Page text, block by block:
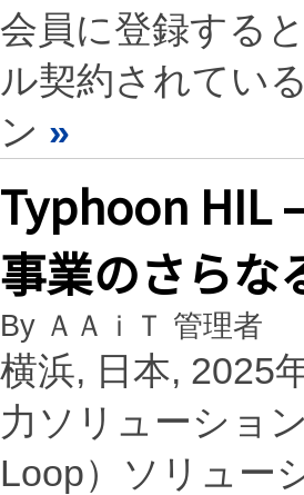
会員に登録する
ル契約されてい
ン »
Typhoon HIL
事業のさらな
By ＡＡｉＴ 管理者
横浜, 日本, 2025
力ソリューショ
Loop）ソリュー